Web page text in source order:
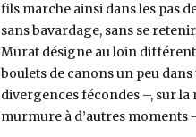
fils marche ainsi dans les pas
sans bavardage, sans se
Murat désigne au loin
boulets de canons un peu
divergences fécondes –, sur la
murmure à d’autres moments